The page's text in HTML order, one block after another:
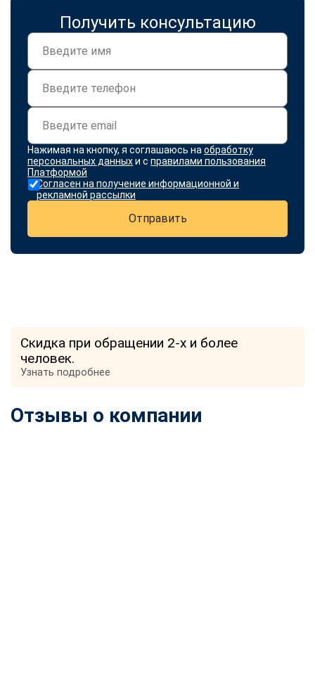
Получить консультацию
Нажимая на кнопку, я соглашаюсь на обработку
персональных данныхи с правилами пользования
Платформой
Согласен на получение информационной и
рекламной рассылки
Отправить
Скидка при обращении 2-х и более
человек.
Узнать подробнее
Отзывы о компании